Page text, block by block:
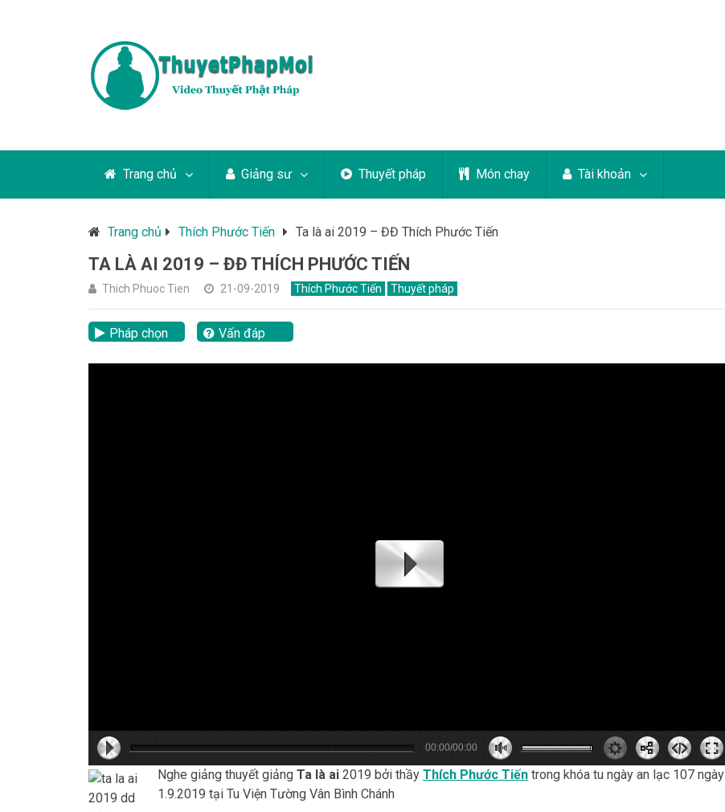
Trang chủ Giảng sư Thuyết pháp Món chay Tài khoản
Trang chủ Thích Phước Tiến Ta là ai 2019 – ĐĐ Thích Phước Tiến
TA LÀ AI 2019 – ĐĐ THÍCH PHƯỚC TIẾN
Thich Phuoc Tien 21-09-2019 Thích Phước Tiến Thuyết pháp
Pháp chọn
Vấn đáp
hd2160
hd2160
hd1440
highres
hd1080
hd720
large
medium
small
tiny
00:00/00:00
Nghe giảng thuyết giảng Ta là ai 2019 bởi thầy Thích Phước Tiến trong khóa tu ngày an lạc 107 ngày
1.9.2019 tại Tu Viện Tường Vân Bình Chánh